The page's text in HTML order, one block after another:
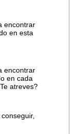
encontrar
en esta
encontrar
en cada
atreves?